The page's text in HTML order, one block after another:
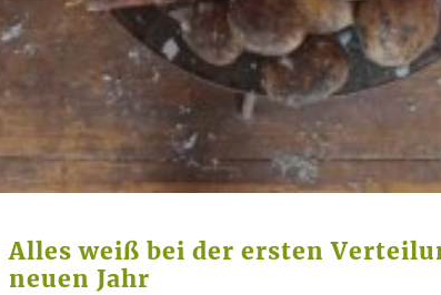
Alles weiß bei der ersten
neuen Jahr